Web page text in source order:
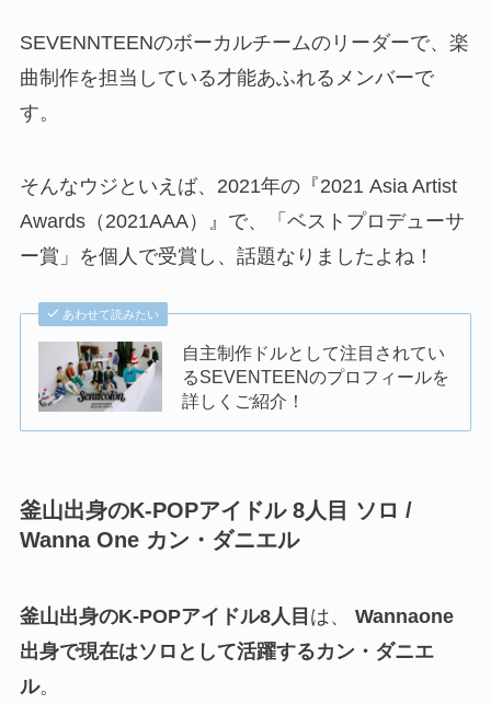
SEVENNTEENのボーカルチームのリーダーで、楽
曲制作を担当している才能あふれるメンバーで
す。
そんなウジといえば、2021年の『2021 Asia Artist
Awards（2021AAA）』で、「ベストプロデューサ
ー賞」を個人で受賞し、話題なりましたよね！
あわせて読みたい
自主制作ドルとして注目されてい
るSEVENTEENのプロフィールを
詳しくご紹介！
釜山出身のK-POPアイドル 8人目 ソロ /
Wanna One カン・ダニエル
釜山出身のK-POPアイドル8人目 は、
Wannaone
出身で現在はソロとして活躍するカン・ダニエ
ル。